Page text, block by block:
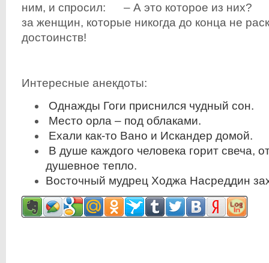
ним, и спросил: – А это которое из них?
за женщин, которые никогда до конца не
достоинств!
Интересные анекдоты:
Однажды Гоги приснился чудный сон.
Место орла – под облаками.
Ехали как-то Вано и Искандер домой.
В душе каждого человека горит свеча,
душевное тепло.
Восточный мудрец Ходжа Насреддин